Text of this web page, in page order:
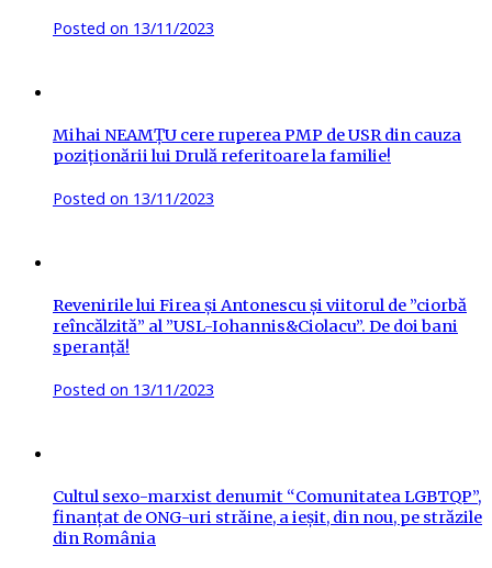
Posted on 13/11/2023
Mihai NEAMȚU cere ruperea PMP de USR din cauza
poziționării lui Drulă referitoare la familie!
Posted on 13/11/2023
Revenirile lui Firea și Antonescu și viitorul de ”ciorbă
reîncălzită” al ”USL-Iohannis&Ciolacu”. De doi bani
speranță!
Posted on 13/11/2023
Cultul sexo-marxist denumit “Comunitatea LGBTQP”,
finanțat de ONG-uri străine, a ieșit, din nou, pe străzile
din România